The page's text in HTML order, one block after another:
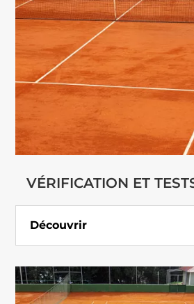
VÉRIFICATION ET
Découvrir